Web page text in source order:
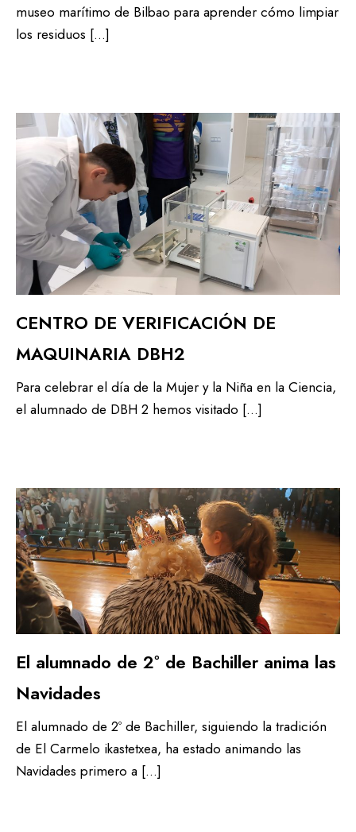
museo marítimo de Bilbao para aprender cómo limpiar
los residuos […]
CENTRO DE VERIFICACIÓN DE
MAQUINARIA DBH2
Para celebrar el día de la Mujer y la Niña en la Ciencia,
el alumnado de DBH 2 hemos visitado […]
El alumnado de 2º de Bachiller anima las
Navidades
El alumnado de 2º de Bachiller, siguiendo la tradición
de El Carmelo ikastetxea, ha estado animando las
Navidades primero a […]